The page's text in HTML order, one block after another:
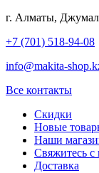
г. Алматы,
+7 (701) 518-94-08
info@makita-
Все контакты
Скидки
Новые
Наши
Свяжитесь с
Доставка